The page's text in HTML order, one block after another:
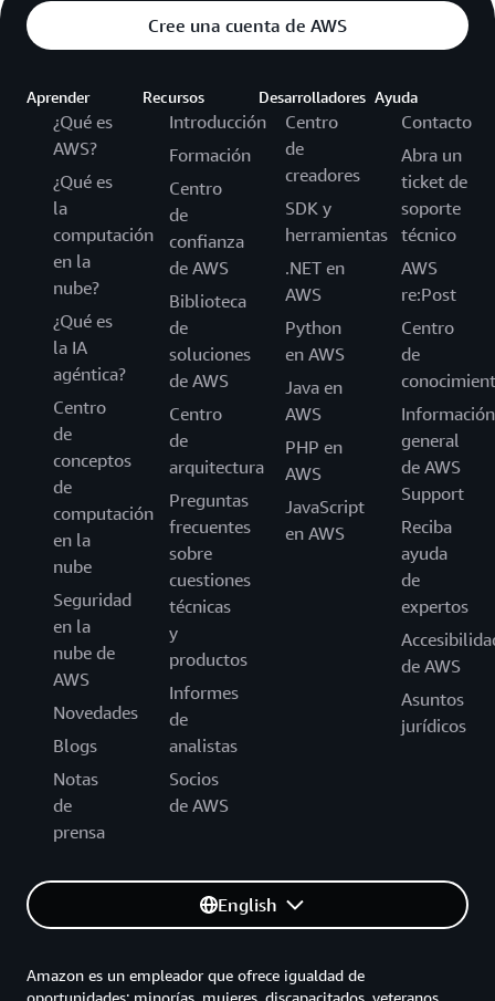
Cree una cuenta de AWS
Aprender
¿Qué es
AWS?
¿Qué es
la
computación
en la
nube?
¿Qué es
la IA
agéntica?
Centro
de
conceptos
de
computación
en la
nube
Seguridad
en la
nube de
AWS
Novedades
Blogs
Notas
de
prensa
Recursos
Introducción
Formación
Centro
de
confianza
de AWS
Biblioteca
de
soluciones
de AWS
Centro
de
arquitectura
Preguntas
frecuentes
sobre
cuestiones
técnicas
y
productos
Informes
de
analistas
Socios
de AWS
Desarrolladores
Centro
de
creadores
SDK y
herramientas
.NET en
AWS
Python
en AWS
Java en
AWS
PHP en
AWS
JavaScript
en AWS
Ayuda
Contacto
Abra un
ticket de
soporte
técnico
AWS
re:Post
Centro
de
Información
general
de AWS
Support
Reciba
ayuda
de
expertos
de AWS
Asuntos
jurídicos
English
Amazon es un empleador que ofrece igualdad de